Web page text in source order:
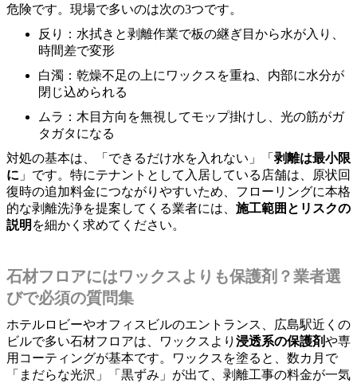
危険です。現場で多いのは次の3つです。
反り：水拭きと剥離作業で板の継ぎ目から水が入り、
時間差で変形
白濁：乾燥不足の上にワックスを重ね、内部に水分が
閉じ込められる
ムラ：木目方向を無視してモップ掛けし、光の筋がガ
タガタになる
対処の基本は、「できるだけ水を入れない」「 剥離は最小限
に 」です。特にテナントとして入居している店舗は、原状回
復時の追加料金につながりやすいため、フローリングに本格
的な剥離洗浄を提案してくる業者には、 施工範囲とリスクの
説明 を細かく求めてください。
石材フロアにはワックスよりも保護剤？業者選
びで必須の質問集
ホテルロビーやオフィスビルのエントランス、広島駅近くの
ビルで多い石材フロアは、ワックスより 浸透系の保護剤や専
用コーティングが基本です。ワックスを塗ると、数カ月で
「まだらな光沢」「黒ずみ」が出て、剥離工事の料金が一気